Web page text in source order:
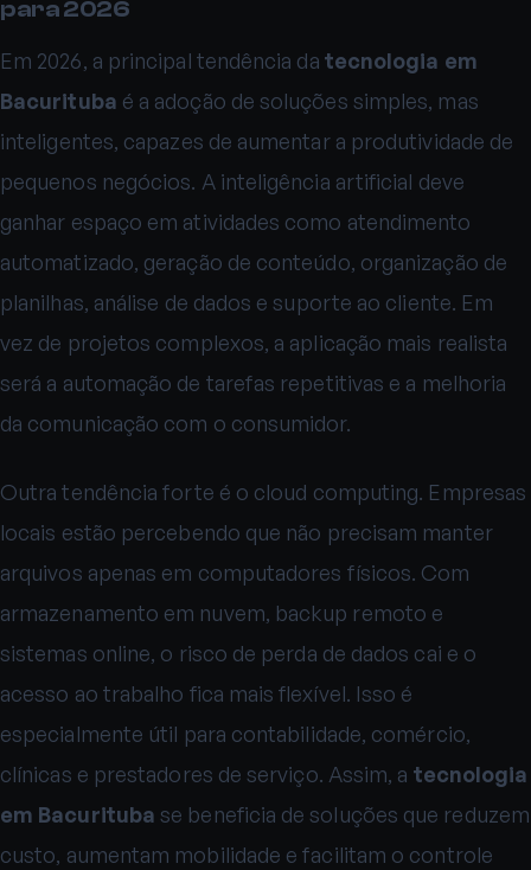
para 2026
Em 2026, a principal tendência da tecnologia em
Bacurituba é a adoção de soluções simples, mas
inteligentes, capazes de aumentar a produtividade de
pequenos negócios. A inteligência artificial deve
ganhar espaço em atividades como atendimento
automatizado, geração de conteúdo, organização de
planilhas, análise de dados e suporte ao cliente. Em
vez de projetos complexos, a aplicação mais realista
será a automação de tarefas repetitivas e a melhoria
da comunicação com o consumidor.
Outra tendência forte é o cloud computing. Empresas
locais estão percebendo que não precisam manter
arquivos apenas em computadores físicos. Com
armazenamento em nuvem, backup remoto e
sistemas online, o risco de perda de dados cai e o
acesso ao trabalho fica mais flexível. Isso é
especialmente útil para contabilidade, comércio,
clínicas e prestadores de serviço. Assim, a tecnologia
em Bacurituba se beneficia de soluções que reduzem
custo, aumentam mobilidade e facilitam o controle